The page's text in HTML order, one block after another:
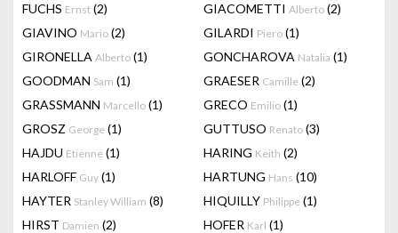
FUCHS Ernst (2) GIACOMETTI Alberto (2)
GIAVINO Mario (2) GILARDI Piero (1)
GIRONELLA Alberto (1) GONCHAROVA Natalia (1)
GOODMAN Sam (1) GRAESER Camille (2)
GRASSMANN Marcello (1) GRECO Emilio (1)
GROSZ George (1) GUTTUSO Renato (3)
HAJDU Etienne (1) HARING Keith (2)
HARLOFF Guy (1) HARTUNG Hans (10)
HAYTER Stanley William (8) HIQUILLY Philippe (1)
HIRST Damien (2) HOFER Karl (1)